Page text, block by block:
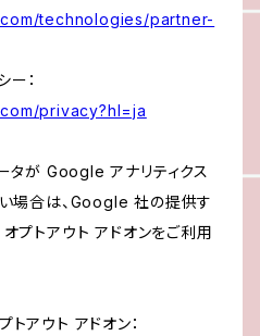
technologies/partner-
：
privacy?hl=ja
タが Google アナリティクス
場合は、Google 社の提供す
プトアウト アドオンをご利用
アウト アドオン：